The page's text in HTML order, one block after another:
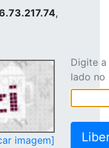
,
imagem]
Digite
lado no